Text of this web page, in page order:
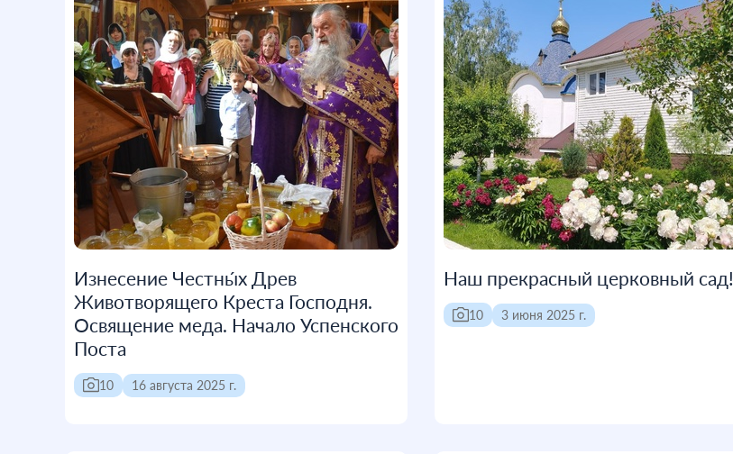
Изнесение Честны́х Древ
Животворящего Креста Господня.
Освящение меда. Начало Успенского
Поста
10 16 августа 2025 г.
Наш прекрасный церковный сад!
10 3 июня 2025 г.